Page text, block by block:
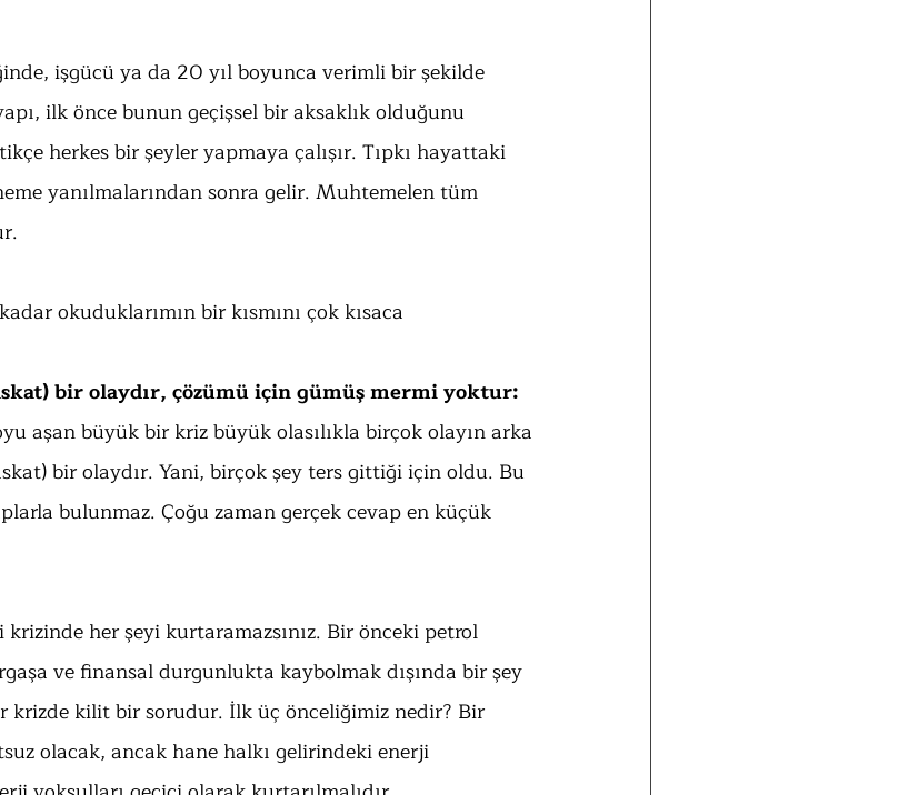
işgücü ya da 20 yıl boyunca verimli bir şekilde
ilk önce bunun geçişsel bir aksaklık olduğunu
herkes bir şeyler yapmaya çalışır. Tıpkı hayattaki
yanılmalarından sonra gelir. Muhtemelen tüm
okuduklarımın bir kısmını çok kısaca
bir olaydır, çözümü için gümüş mermi yoktur:
aşan büyük bir kriz büyük olasılıkla birçok olayın arka
bir olaydır. Yani, birçok şey ters gittiği için oldu. Bu
bulunmaz. Çoğu zaman gerçek cevap en küçük
krizinde her şeyi kurtaramazsınız. Bir önceki petrol
ve finansal durgunlukta kaybolmak dışında bir şey
krizde kilit bir sorudur. İlk üç önceliğimiz nedir? Bir
olacak, ancak hane halkı gelirindeki enerji